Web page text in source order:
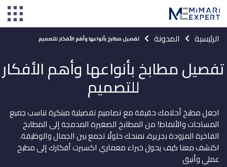
الرئيسية المدونة تفصيل مطابخ بأنواعها وأهم الأفكار للتصميم
تفصيل مطابخ بأنواعها وأهم الأفكار
للتصميم
اجعل مطبخ أحلامك حقيقة مع تصاميم تفصيلية مبتكرة تناسب جميع
المساحات والأنماط! من المطابخ الصغيرة المدمجة إلى المطابخ
الفاخرة المزودة بجزيرة، نمنحك حلولًا تجمع بين الجمال والوظيفة.
اكتشف معنا كيف يحول خبراء معماري اكسبرت أفكارك إلى مطبخ
عملي وأنيق